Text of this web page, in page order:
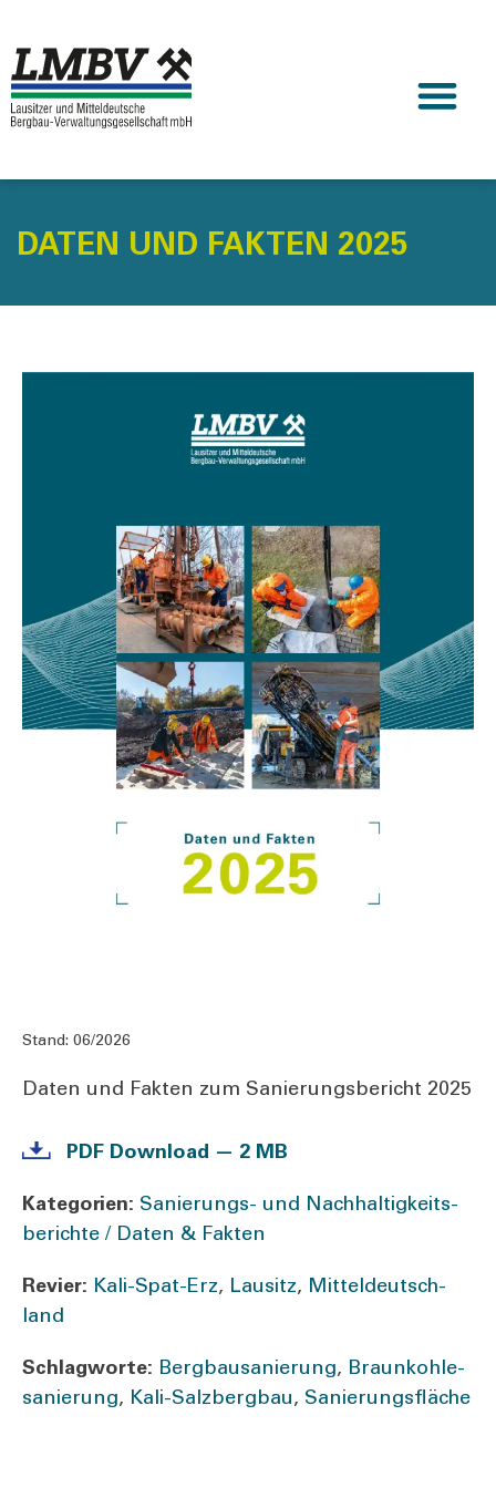
DATEN UND FAKTEN 2025
Stand: 06/2026
Daten und Fak­ten zum Sanie­rungs­be­richt 2025
PDF Down­load — 2 MB
Kate­go­rien: ­Sa­nie­rungs- und Nach­hal­tig­keits­
be­rich­te / Daten & Fak­ten
Revier: Kali-Spat-Erz, Lau­sitz, Mit­tel­deutsch­
land
Schlag­wor­te: Berg­bau­sa­nie­rung, Braun­koh­le­
sa­nie­rung, Kali-Sal­z­­ber­g­­bau, Sanie­rungs­flä­che